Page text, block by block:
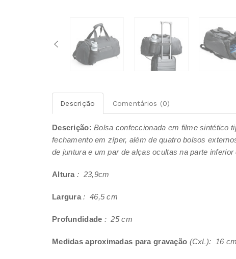
Descrição Comentários (0)
Descrição:Bolsa confeccionada em filme sintético
fechamento em zíper, além de quatro bolsos
de juntura e um par de alças ocultas na parte
Altura : 23,9cm
Largura: 46,5 cm
Profundidade : 25 cm
Medidas aproximadas para gravação (CxL): 16